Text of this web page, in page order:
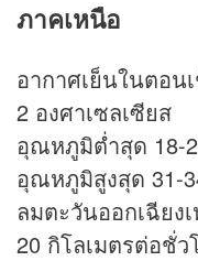
ภาคเหนือ
อากาศเย็นในตอ
2 องศาเซลเซียส
อุณหภูมิต่ำสุด 18-
อุณหภูมิสูงสุด 31-
ลมตะวันออกเฉียง
20 กิโลเมตรต่อชั่ว